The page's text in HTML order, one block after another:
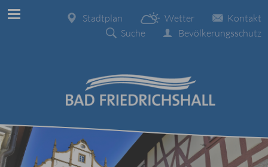
Kontakt
Wetter
Stadtplan
Bevölkerungsschutz
Suche